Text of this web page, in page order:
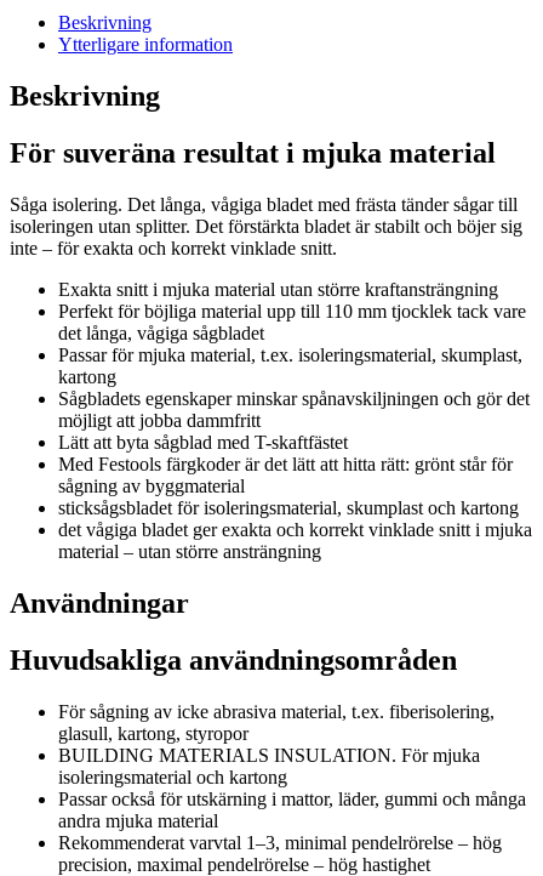
Beskrivning
Ytterligare information
Beskrivning
För suveräna resultat i mjuka material
Såga isolering. Det långa, vågiga bladet med frästa tänder sågar till
isoleringen utan splitter. Det förstärkta bladet är stabilt och böjer sig
inte – för exakta och korrekt vinklade snitt.
Exakta snitt i mjuka material utan större kraftansträngning
Perfekt för böjliga material upp till 110 mm tjocklek tack vare
det långa, vågiga sågbladet
Passar för mjuka material, t.ex. isoleringsmaterial, skumplast,
kartong
Sågbladets egenskaper minskar spånavskiljningen och gör det
möjligt att jobba dammfritt
Lätt att byta sågblad med T-skaftfästet
Med Festools färgkoder är det lätt att hitta rätt: grönt står för
sågning av byggmaterial
sticksågsbladet för isoleringsmaterial, skumplast och kartong
det vågiga bladet ger exakta och korrekt vinklade snitt i mjuka
material – utan större ansträngning
Användningar
Huvudsakliga användningsområden
För sågning av icke abrasiva material, t.ex. fiberisolering,
glasull, kartong, styropor
BUILDING MATERIALS INSULATION. För mjuka
isoleringsmaterial och kartong
Passar också för utskärning i mattor, läder, gummi och många
andra mjuka material
Rekommenderat varvtal 1–3, minimal pendelrörelse – hög
precision, maximal pendelrörelse – hög hastighet